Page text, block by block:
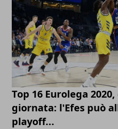
Top 16 Eurolega
giornata: l'Efes può
playoff...